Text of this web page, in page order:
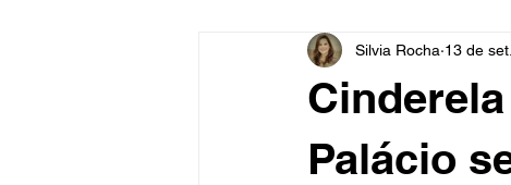
Terapias Sistêmicas
Personalidades Arteterapia
Palácio
Silvia Rocha 13 de